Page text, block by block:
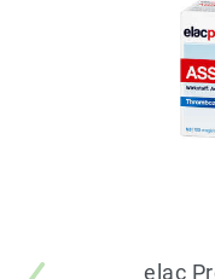
elac